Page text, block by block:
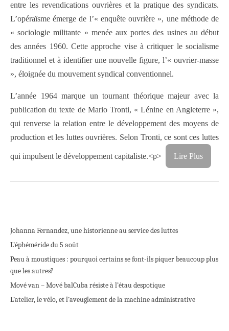
entre les revendications ouvrières et la pratique des syndicats.
L’opéraïsme émerge de l’« enquête ouvrière », une méthode de
« sociologie militante » menée aux portes des usines au début
des années 1960. Cette approche vise à critiquer le socialisme
traditionnel et à identifier une nouvelle figure, l’« ouvrier-masse
», éloignée du mouvement syndical conventionnel.
L’année 1964 marque un tournant théorique majeur avec la
publication du texte de Mario Tronti, « Lénine en Angleterre »,
qui renverse la relation entre le développement des moyens de
production et les luttes ouvrières. Selon Tronti, ce sont ces luttes
qui impulsent le développement capitaliste.<p> Lire Plus
Johanna Fernandez, une historienne au service des luttes
L’éphéméride du 5 août
Peau à moustiques : pourquoi certains se font-ils piquer beaucoup plus
que les autres?
Mové van – Mové balCuba résiste à l’étau despotique
L’atelier, le vélo, et l’aveuglement de la machine administrative